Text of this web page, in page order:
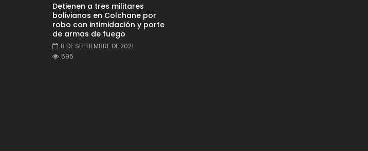
Detienen a tres militares
bolivianos en Colchane por
robo con intimidación y porte
de armas de fuego
8 DE SEPTIEMBRE DE 2021
595